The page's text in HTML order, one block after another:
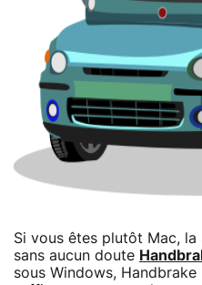
Si vous êtes plutôt Mac,
sans aucun doute
sous Windows,